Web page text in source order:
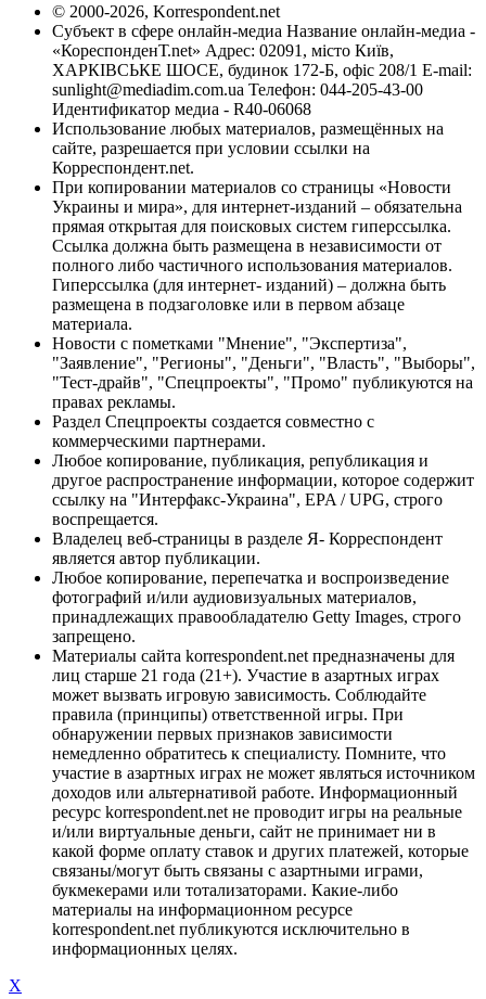
© 2000-2026, Korrespondent.net
Субъект в сфере онлайн-медиа Название онлайн-медиа -
«КореспонденТ.net» Адрес: 02091, місто Київ,
ХАРКІВСЬКЕ ШОСЕ, будинок 172-Б, офіс 208/1 E-mail:
sunlight@mediadim.com.ua Телефон: 044-205-43-00
Идентификатор медиа - R40-06068
Использование любых материалов, размещённых на
сайте, разрешается при условии ссылки на
Корреспондент.net.
При копировании материалов со страницы «Новости
Украины и мира», для интернет-изданий – обязательна
прямая открытая для поисковых систем гиперссылка.
Ссылка должна быть размещена в независимости от
полного либо частичного использования материалов.
Гиперссылка (для интернет- изданий) – должна быть
размещена в подзаголовке или в первом абзаце
материала.
Новости с пометками "Мнение", "Экспертиза",
"Заявление", "Регионы", "Деньги", "Власть", "Выборы",
"Тест-драйв", "Спецпроекты", "Промо" публикуются на
правах рекламы.
Раздел Спецпроекты создается совместно с
коммерческими партнерами.
Любое копирование, публикация, републикация и
другое распространение информации, которое содержит
ссылку на "Интерфакс-Украина", EPA / UPG, строго
воспрещается.
Владелец веб-страницы в разделе Я- Корреспондент
является автор публикации.
Любое копирование, перепечатка и воспроизведение
фотографий и/или аудиовизуальных материалов,
принадлежащих правообладателю Getty Images, строго
запрещено.
Материалы сайта korrespondent.net предназначены для
лиц старше 21 года (21+). Участие в азартных играх
может вызвать игровую зависимость. Соблюдайте
правила (принципы) ответственной игры. При
обнаружении первых признаков зависимости
немедленно обратитесь к специалисту. Помните, что
участие в азартных играх не может являться источником
доходов или альтернативой работе. Информационный
ресурс korrespondent.net не проводит игры на реальные
и/или виртуальные деньги, сайт не принимает ни в
какой форме оплату ставок и других платежей, которые
связаны/могут быть связаны с азартными играми,
букмекерами или тотализаторами. Какие-либо
материалы на информационном ресурсе
korrespondent.net публикуются исключительно в
информационных целях.
X